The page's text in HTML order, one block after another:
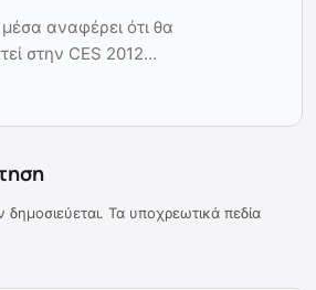
μέσα αναφέρει ότι θα
στην CES 2012…
Τα υποχρεωτικά πεδία